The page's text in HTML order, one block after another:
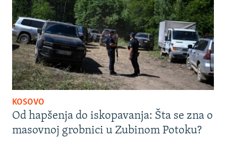
KOSOVO
Od hapšenja do iskopavanja: Šta se zna o
masovnoj grobnici u Zubinom Potoku?